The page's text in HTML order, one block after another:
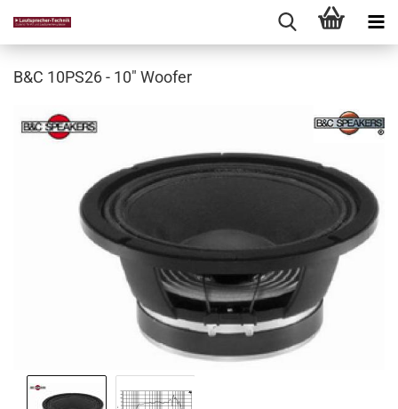
B&C 10PS26 - 10" Woofer